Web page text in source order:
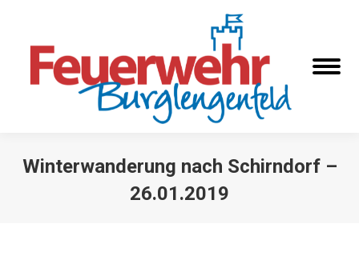
Winterwanderung nach Schirndorf –
26.01.2019